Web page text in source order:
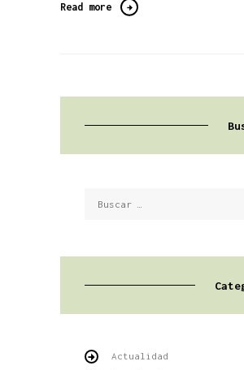
Read more
Actualidad